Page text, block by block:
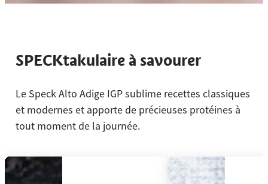
SPECKtakulaire à savourer
Le Speck Alto Adige IGP sublime recettes classiques
et modernes et apporte de précieuses protéines à
tout moment de la journée.
Carbonara au Speck Alto Adige IGP